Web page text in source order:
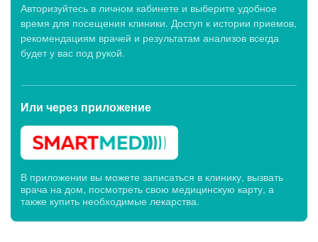
Авторизуйтесь в личном кабинете и выберите удобное
время для посещения клиники. Доступ к истории приемов,
рекомендациям врачей и результатам анализов всегда
будет у вас под рукой.
Или через приложение
В приложении вы можете записаться в клинику, вызвать
врача на дом, посмотреть свою медицинскую карту, а
также купить необходимые лекарства.